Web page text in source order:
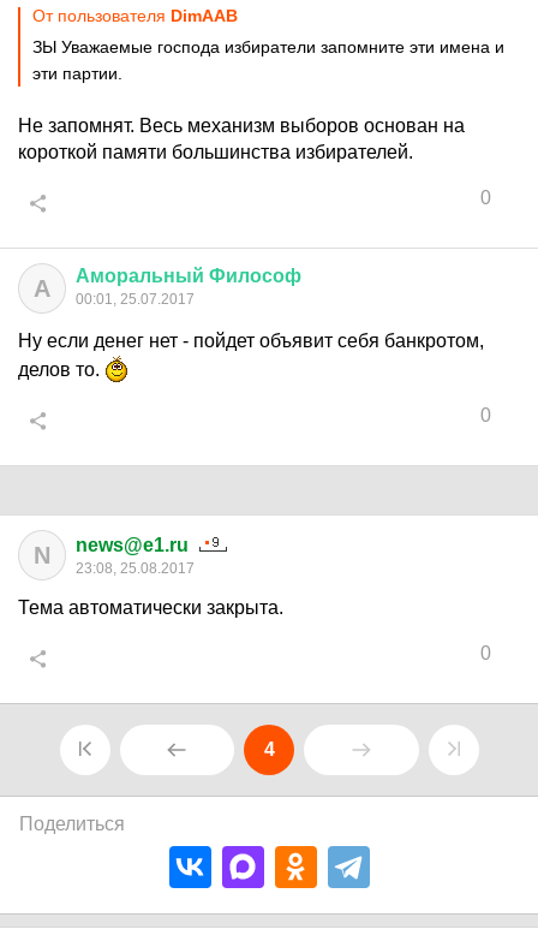
От пользователя DimAAB
ЗЫ Уважаемые господа избиратели запомните эти имена и
эти партии.
Не запомнят. Весь механизм выборов основан на
короткой памяти большинства избирателей.
0
А Аморальный Философ
00:01, 25.07.2017
Ну если денег нет - пойдет объявит себя банкротом,
делов то.
0
N news@e1.ru
23:08, 25.08.2017
Тема автоматически закрыта.
0
4
Поделиться